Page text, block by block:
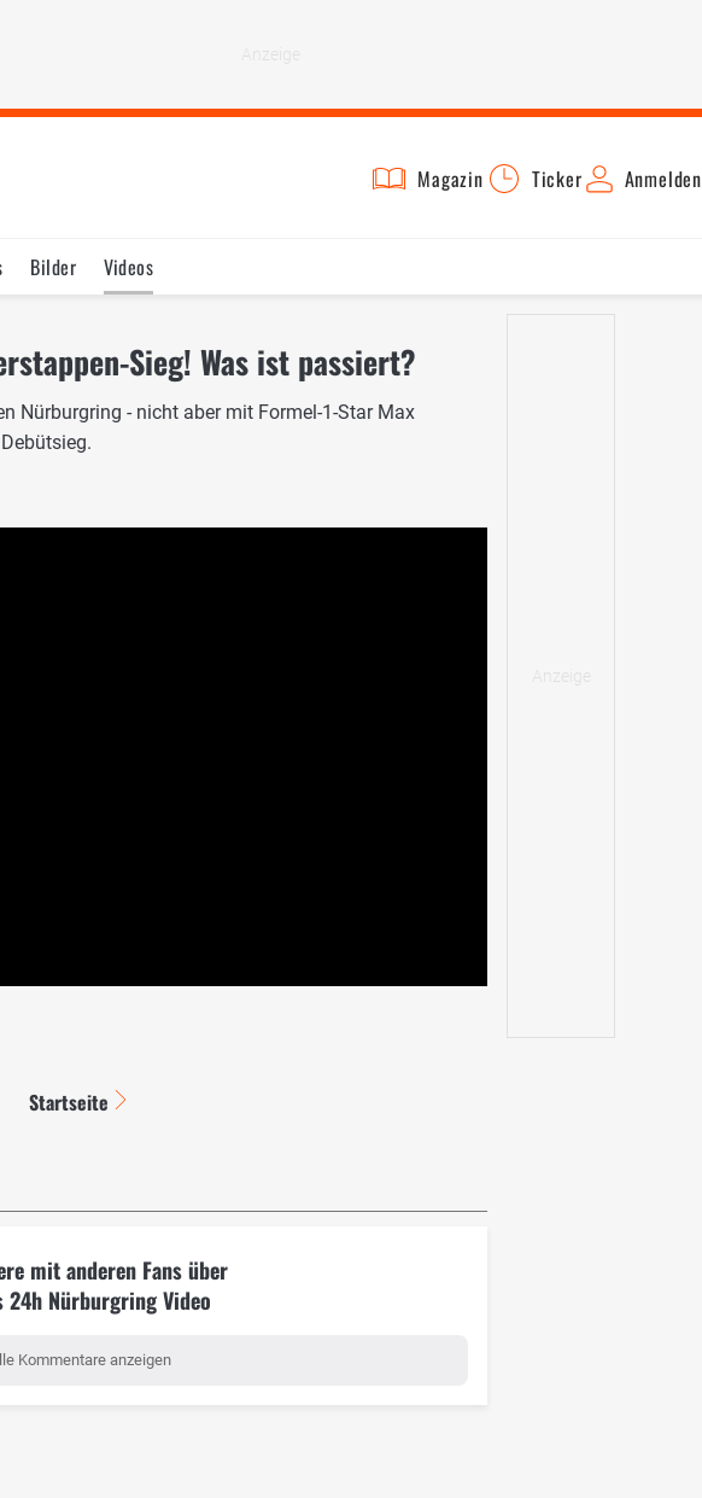
Magazin Ticker Anmelden
Bilder Videos
Sieg! Was ist passiert?
Nürburgring - nicht aber mit Formel-1-Star Max
Startseite
mit anderen Fans über
24h Nürburgring Video
Kommentare anzeigen